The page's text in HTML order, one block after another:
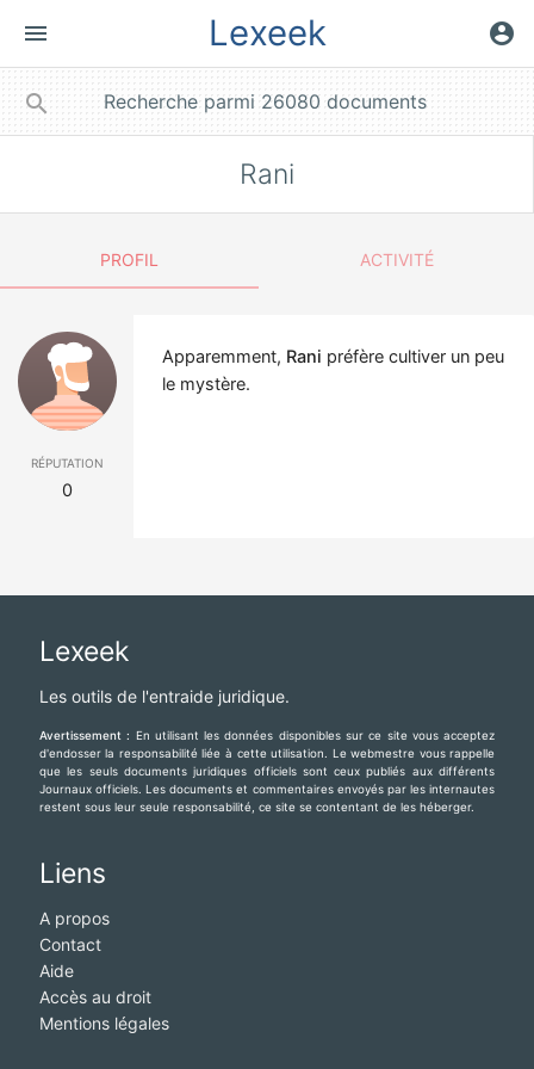
menu Lexeek account_circle
search
Rani
PROFIL ACTIVITÉ
réputation
0
Apparemment, Rani préfère cultiver un peu
le mystère.
Lexeek
Les outils de l'entraide juridique.
Avertissement : En utilisant les données disponibles sur ce site vous acceptez
d'endosser la responsabilité liée à cette utilisation. Le webmestre vous rappelle
que les seuls documents juridiques officiels sont ceux publiés aux différents
Journaux officiels. Les documents et commentaires envoyés par les internautes
restent sous leur seule responsabilité, ce site se contentant de les héberger.
Liens
A propos
Contact
Aide
Accès au droit
Mentions légales